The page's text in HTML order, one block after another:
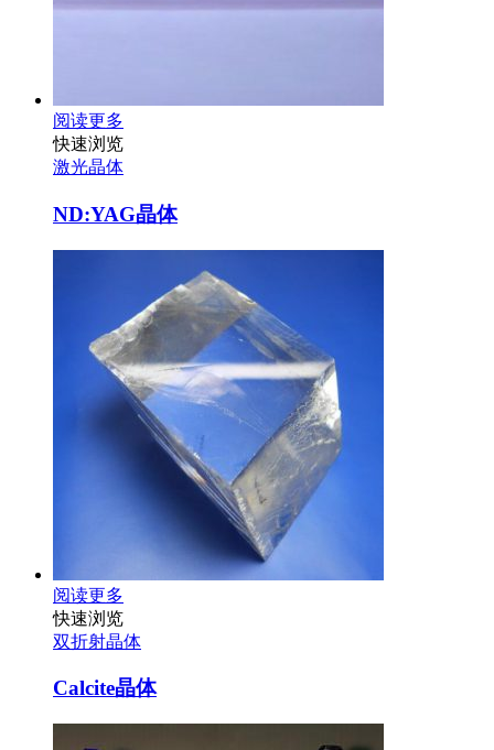
阅读更多
快速浏览
激光晶体
ND:YAG晶体
阅读更多
快速浏览
双折射晶体
Calcite晶体